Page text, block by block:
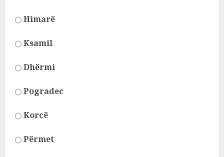
Himarë
Ksamil
Dhërmi
Pogradec
Korcë
Përmet